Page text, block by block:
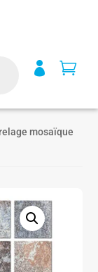
 
mosaïque